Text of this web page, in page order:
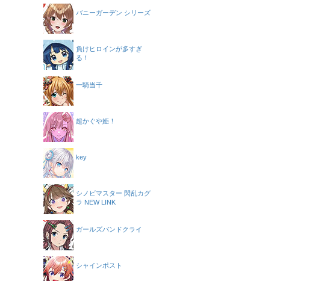
バニーガーデン シリーズ
負けヒロインが多すぎ
る！
一騎当千
超かぐや姫！
key
シノビマスター 閃乱カグ
ラ NEW LINK
ガールズバンドクライ
シャインポスト